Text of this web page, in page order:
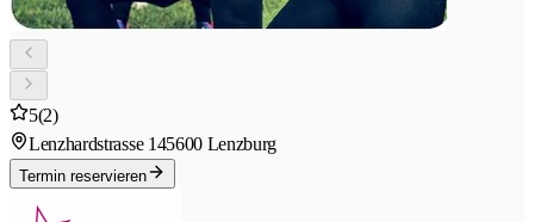
5(2)
Lenzhardstrasse 145600 Lenzburg
Termin reservieren